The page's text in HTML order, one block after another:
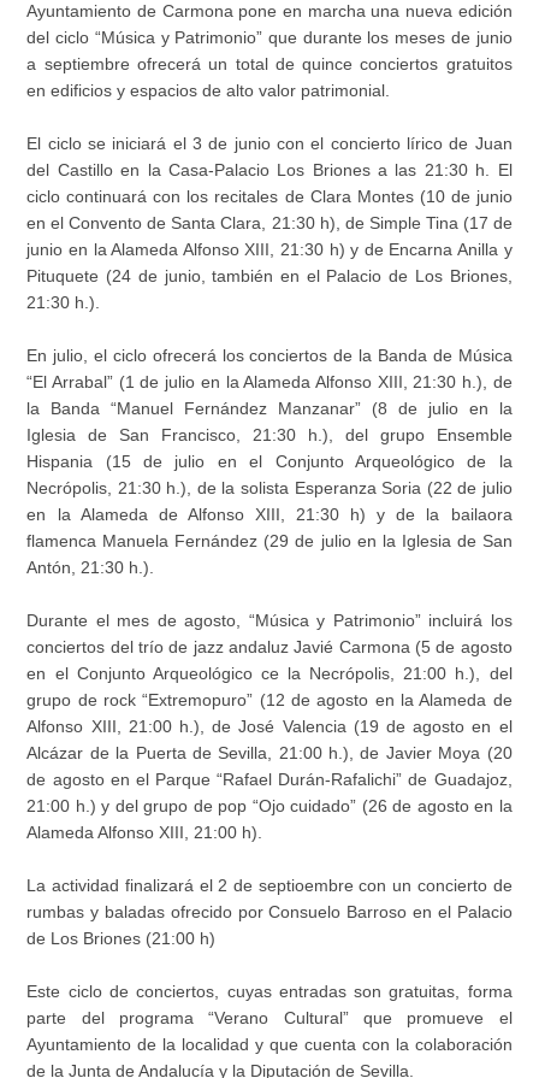
Ayuntamiento de Carmona pone en marcha una nueva edición
del ciclo “Música y Patrimonio” que durante los meses de junio
a septiembre ofrecerá un total de quince conciertos gratuitos
en edificios y espacios de alto valor patrimonial.
El ciclo se iniciará el 3 de junio con el concierto lírico de Juan
del Castillo en la Casa-Palacio Los Briones a las 21:30 h. El
ciclo continuará con los recitales de Clara Montes (10 de junio
en el Convento de Santa Clara, 21:30 h), de Simple Tina (17 de
junio en la Alameda Alfonso XIII, 21:30 h) y de Encarna Anilla y
Pituquete (24 de junio, también en el Palacio de Los Briones,
21:30 h.).
En julio, el ciclo ofrecerá los conciertos de la Banda de Música
“El Arrabal” (1 de julio en la Alameda Alfonso XIII, 21:30 h.), de
la Banda “Manuel Fernández Manzanar” (8 de julio en la
Iglesia de San Francisco, 21:30 h.), del grupo Ensemble
Hispania (15 de julio en el Conjunto Arqueológico de la
Necrópolis, 21:30 h.), de la solista Esperanza Soria (22 de julio
en la Alameda de Alfonso XIII, 21:30 h) y de la bailaora
flamenca Manuela Fernández (29 de julio en la Iglesia de San
Antón, 21:30 h.).
Durante el mes de agosto, “Música y Patrimonio” incluirá los
conciertos del trío de jazz andaluz Javié Carmona (5 de agosto
en el Conjunto Arqueológico ce la Necrópolis, 21:00 h.), del
grupo de rock “Extremopuro” (12 de agosto en la Alameda de
Alfonso XIII, 21:00 h.), de José Valencia (19 de agosto en el
Alcázar de la Puerta de Sevilla, 21:00 h.), de Javier Moya (20
de agosto en el Parque “Rafael Durán-Rafalichi” de Guadajoz,
21:00 h.) y del grupo de pop “Ojo cuidado” (26 de agosto en la
Alameda Alfonso XIII, 21:00 h).
La actividad finalizará el 2 de septioembre con un concierto de
rumbas y baladas ofrecido por Consuelo Barroso en el Palacio
de Los Briones (21:00 h)
Este ciclo de conciertos, cuyas entradas son gratuitas, forma
parte del programa “Verano Cultural” que promueve el
Ayuntamiento de la localidad y que cuenta con la colaboración
de la Junta de Andalucía y la Diputación de Sevilla.